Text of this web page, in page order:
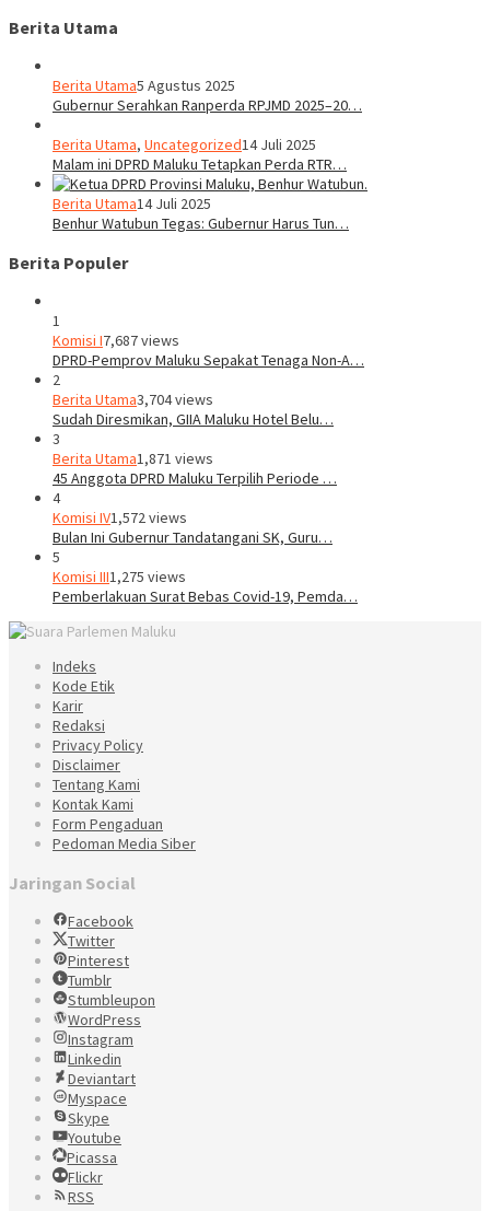
Berita Utama
Berita Utama5 Agustus 2025
Gubernur Serahkan Ranperda RPJMD 2025–20…
Berita Utama, Uncategorized14 Juli 2025
Malam ini DPRD Maluku Tetapkan Perda RTR…
Berita Utama14 Juli 2025
Benhur Watubun Tegas: Gubernur Harus Tun…
Berita Populer
1
Komisi I7,687 views
DPRD-Pemprov Maluku Sepakat Tenaga Non-A…
2
Berita Utama3,704 views
Sudah Diresmikan, GIIA Maluku Hotel Belu…
3
Berita Utama1,871 views
45 Anggota DPRD Maluku Terpilih Periode …
4
Komisi IV1,572 views
Bulan Ini Gubernur Tandatangani SK, Guru…
5
Komisi III1,275 views
Pemberlakuan Surat Bebas Covid-19, Pemda…
Indeks
Kode Etik
Karir
Redaksi
Privacy Policy
Disclaimer
Tentang Kami
Kontak Kami
Form Pengaduan
Pedoman Media Siber
Jaringan Social
Facebook
Twitter
Pinterest
Tumblr
Stumbleupon
WordPress
Instagram
Linkedin
Deviantart
Myspace
Skype
Youtube
Picassa
Flickr
RSS